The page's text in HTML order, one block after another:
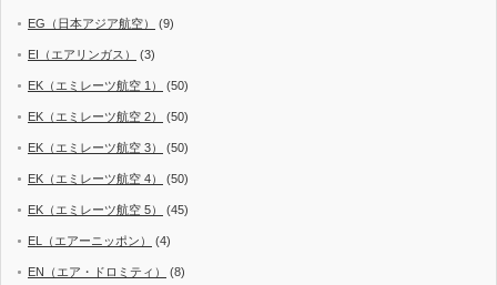
EG（日本アジア航空） (9)
EI（エアリンガス） (3)
EK（エミレーツ航空 1） (50)
EK（エミレーツ航空 2） (50)
EK（エミレーツ航空 3） (50)
EK（エミレーツ航空 4） (50)
EK（エミレーツ航空 5） (45)
EL（エアーニッポン） (4)
EN（エア・ドロミティ） (8)